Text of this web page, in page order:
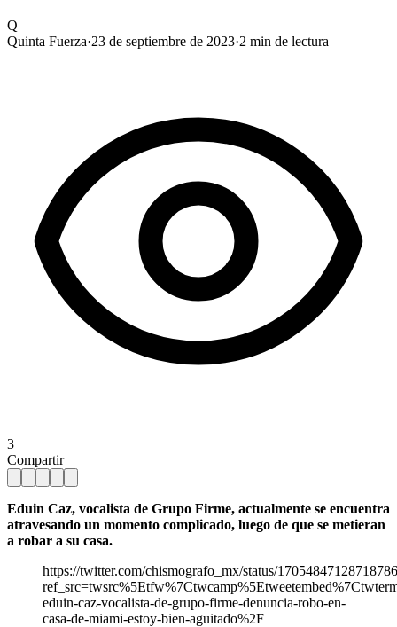
Q
Quinta Fuerza·23 de septiembre de 2023·2 min de lectura
3
Compartir
Eduin Caz, vocalista de Grupo Firme, actualmente se encuentra
atravesando un momento complicado, luego de que se metieran
a robar a su casa.
https://twitter.com/chismografo_mx/status/
eduin-caz-vocalista-de-grupo-firme-denuncia-robo-en-
casa-de-miami-estoy-bien-aguitado%2F